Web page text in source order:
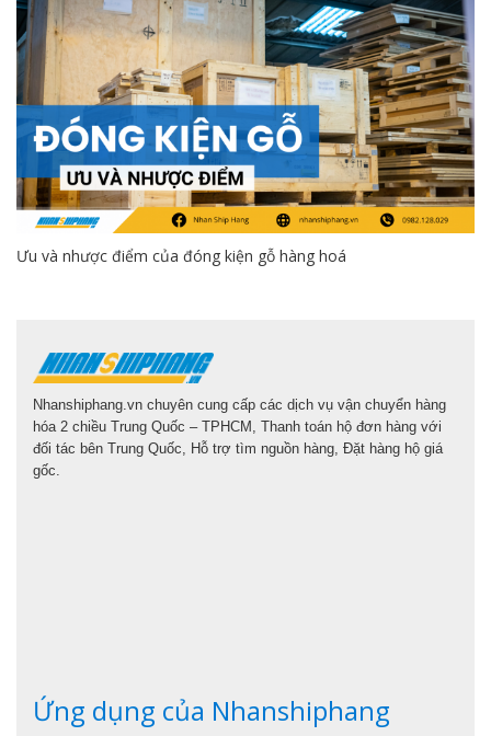
Ưu và nhược điểm của đóng kiện gỗ hàng hoá
Nhanshiphang.vn chuyên cung cấp các dịch vụ vận chuyển hàng
hóa 2 chiều Trung Quốc – TPHCM, Thanh toán hộ đơn hàng với
đối tác bên Trung Quốc, Hỗ trợ tìm nguồn hàng, Đặt hàng hộ giá
gốc.
Ứng dụng của Nhanshiphang